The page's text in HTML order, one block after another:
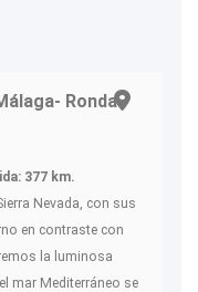
Ronda-
377 km.
Nevada, con sus
en contraste con
la luminosa
mar Mediterráneo se